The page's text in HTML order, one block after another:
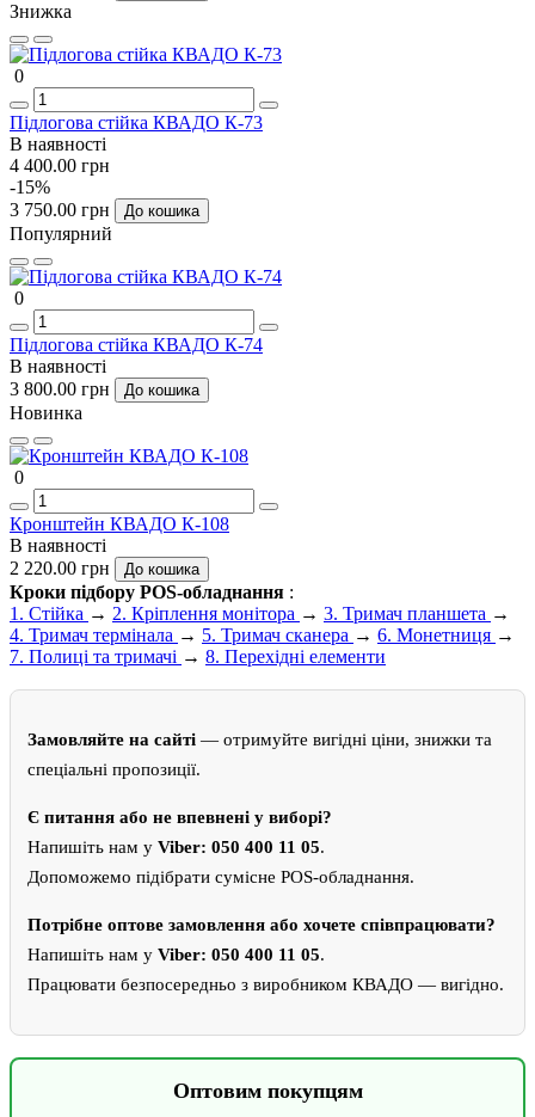
Знижка
0
Підлогова стійка КВАДО К-73
В наявності
4 400.00 грн
-15%
3 750.00 грн
До кошика
Популярний
0
Підлогова стійка КВАДО К-74
В наявності
3 800.00 грн
До кошика
Новинка
0
Кронштейн КВАДО К-108
В наявності
2 220.00 грн
До кошика
Кроки підбору POS-обладнання :
1. Стійка → 2. Кріплення монітора → 3. Тримач планшета →
4. Тримач термінала → 5. Тримач сканера → 6. Монетниця →
7. Полиці та тримачі → 8. Перехідні елементи
Замовляйте на сайті — отримуйте вигідні ціни, знижки та
спеціальні пропозиції.
Є питання або не впевнені у виборі?
Напишіть нам у Viber: 050 400 11 05.
Допоможемо підібрати сумісне POS-обладнання.
Потрібне оптове замовлення або хочете співпрацювати?
Напишіть нам у Viber: 050 400 11 05.
Працювати безпосередньо з виробником КВАДО — вигідно.
Оптовим покупцям